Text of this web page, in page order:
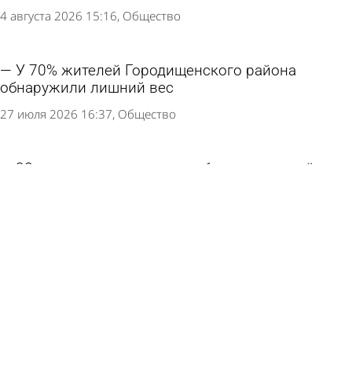
4 августа 2026 15:16 Общество
У 70% жителей Городищенского района
обнаружили лишний вес
27 июля 2026 16:37 Общество
28 июля пензенцы смогут бесплатно пройти